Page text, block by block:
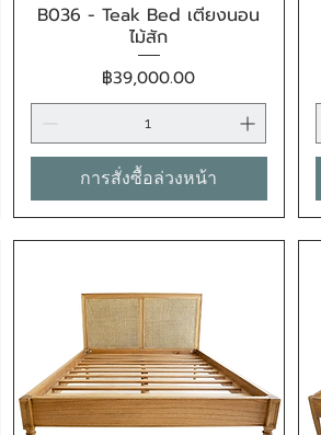
ดูข้อมูลด่วน
B036 - Teak Bed เตียงนอน
ไม้สัก
ราคา
฿39,000.00
การสั่งซื้อล่วงหน้า